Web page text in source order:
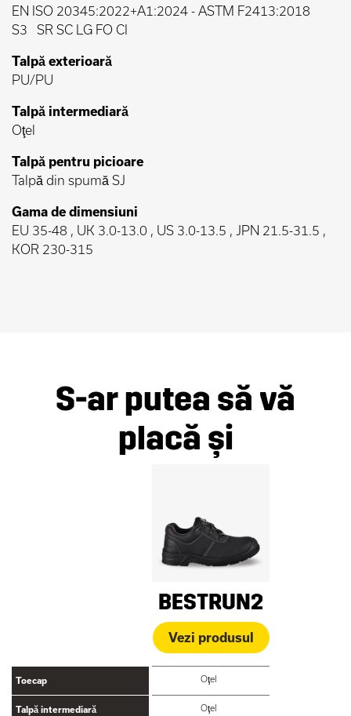
EN ISO 20345:2022+A1:2024 - ASTM F2413:2018
S3
SR SC LG FO CI
Talpă exterioară
PU/PU
Talpă intermediară
Oţel
Talpă pentru picioare
Talpă din spumă SJ
Gama de dimensiuni
EU 35-48 , UK 3.0-13.0 , US 3.0-13.5 , JPN 21.5-31.5 ,
KOR 230-315
S-ar putea să vă
placă și
BESTRUN2
Vezi produsul
Toecap Oţel
Talpă intermediară Oţel